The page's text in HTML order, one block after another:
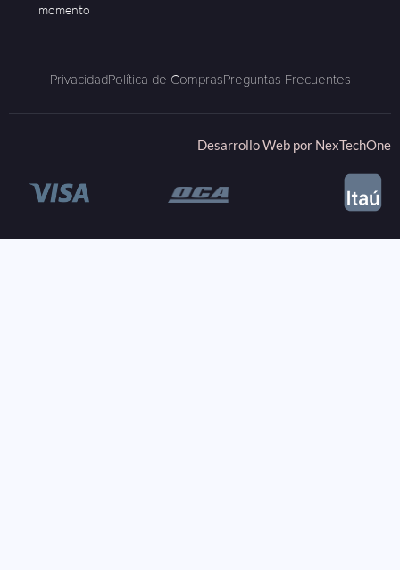
momento
PrivacidadPolítica de ComprasPreguntas Frecuentes
Desarrollo Web por NexTechOne